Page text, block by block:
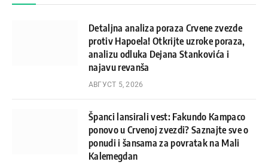
Detaljna analiza poraza Crvene zvezde
protiv Hapoela! Otkrijte uzroke poraza,
analizu odluka Dejana Stankovića i
najavu revanša
АВГУСТ 5, 2026
Španci lansirali vest: Fakundo Kampaco
ponovo u Crvenoj zvezdi? Saznajte sve o
ponudi i šansama za povratak na Mali
Kalemegdan